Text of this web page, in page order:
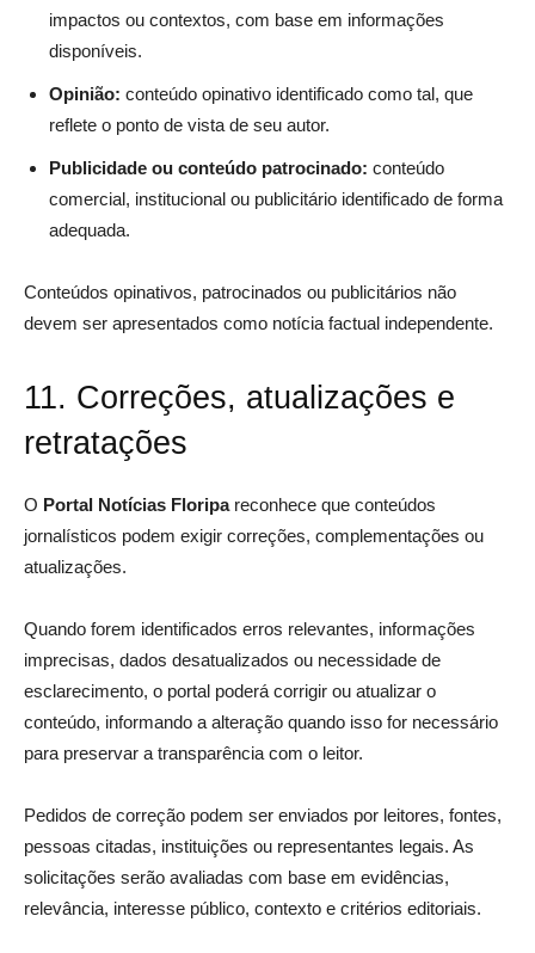
impactos ou contextos, com base em informações
disponíveis.
Opinião: conteúdo opinativo identificado como tal, que
reflete o ponto de vista de seu autor.
Publicidade ou conteúdo patrocinado: conteúdo
comercial, institucional ou publicitário identificado de forma
adequada.
Conteúdos opinativos, patrocinados ou publicitários não
devem ser apresentados como notícia factual independente.
11. Correções, atualizações e
retratações
O Portal Notícias Floripareconhece que conteúdos
jornalísticos podem exigir correções, complementações ou
atualizações.
Quando forem identificados erros relevantes, informações
imprecisas, dados desatualizados ou necessidade de
esclarecimento, o portal poderá corrigir ou atualizar o
conteúdo, informando a alteração quando isso for necessário
para preservar a transparência com o leitor.
Pedidos de correção podem ser enviados por leitores, fontes,
pessoas citadas, instituições ou representantes legais. As
solicitações serão avaliadas com base em evidências,
relevância, interesse público, contexto e critérios editoriais.